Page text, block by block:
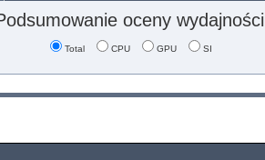
oceny wydajności
Total CPU GPU SI